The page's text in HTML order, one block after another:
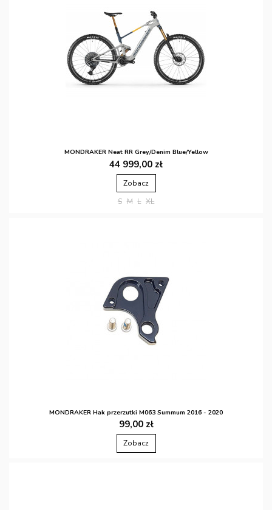
MONDRAKER Neat RR Grey/Denim Blue/Yellow
44 999,00 zł
Zobacz
S M L XL
MONDRAKER Hak przerzutki M063 Summum 2016 - 2020
99,00 zł
Zobacz